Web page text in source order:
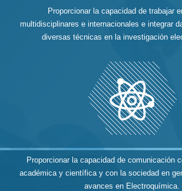
Proporcionar la capacidad de trabajar
multidisciplinares e internacionales e integrar
diversas técnicas en la investigación
Proporcionar la capacidad de comunicación
académica y científica y con la sociedad en
avances en Electroquímica.